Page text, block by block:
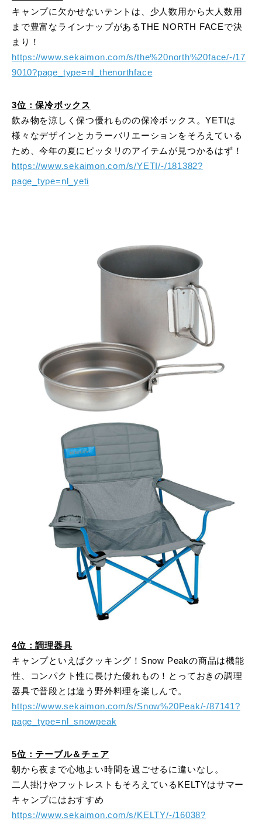
キャンプに欠かせないテントは、少人数用から大人数用
まで豊富なラインナップがあるTHE NORTH FACEで決
まり！
https://www.sekaimon.com/s/the%20north%20face/-/17
9010?page_type=nl_thenorthface
3位：保冷ボックス
飲み物を涼しく保つ優れものの保冷ボックス。YETIは
様々なデザインとカラーバリエーションをそろえている
ため、今年の夏にピッタリのアイテムが見つかるはず！
https://www.sekaimon.com/s/YETI/-/181382?
page_type=nl_yeti
4位：調理器具
キャンプといえばクッキング！Snow Peakの商品は機能
性、コンパクト性に長けた優れもの！とっておきの調理
器具で普段とは違う野外料理を楽しんで。
https://www.sekaimon.com/s/Snow%20Peak/-/87141?
page_type=nl_snowpeak
5位：テーブル＆チェア
朝から夜まで心地よい時間を過ごせるに違いなし。
二人掛けやフットレストもそろえているKELTYはサマー
キャンプにはおすすめ
https://www.sekaimon.com/s/KELTY/-/16038?